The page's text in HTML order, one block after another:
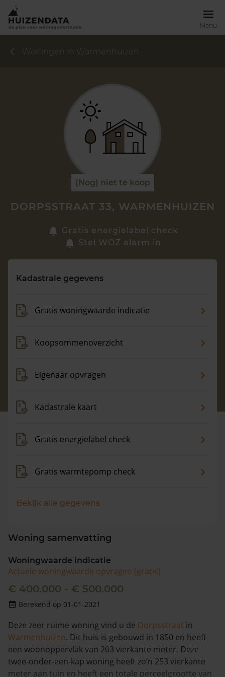
Menu
Zoek een woning
Maandag t/m vrijdag - 08:00 -18:00
Woningen in Warmenhuizen
(Nog) niet te koop
DORPSSTRAAT 33, WARMENHUIZEN
Gratis energielabel check
Stel WOZ alarm in
Kadastrale gegevens
Gratis woningwaarde indicatie
Koopsommenoverzicht
Eigenaar opvragen
Kadastrale kaart
Gratis energielabel check
Gratis warmtepomp check
Bekijk alle gegevens
Woning samenvatting
Woningwaarde indicatie
Actuele woningwaarde opvragen (gratis)
€ 400.000 - € 500.000
Berekend op 01-01-2021
Deze zeer ruime woning vind u de Dorpsstraat in
Warmenhuizen. Dit huis is gebouwd in 1850 en heeft
een woonoppervlak van 203 vierkante meter. Deze
twee-onder-een-kap woning heeft zo’n 253 vierkante
meter aan tuin en heeft een totale perceelgrootte van